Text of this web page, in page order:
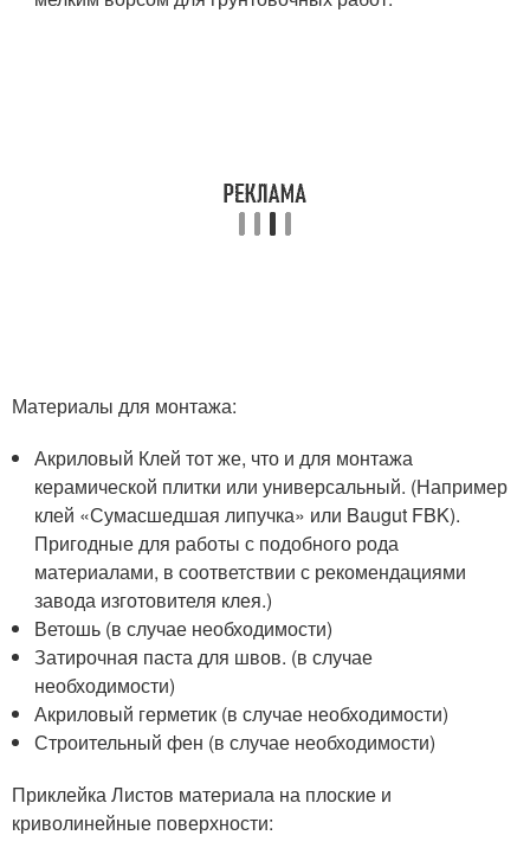
Материалы для монтажа:
Акриловый Клей тот же, что и для монтажа
керамической плитки или универсальный. (Например
клей «Сумасшедшая липучка» или Baugut FBK).
Пригодные для работы с подобного рода
материалами, в соответствии с рекомендациями
завода изготовителя клея.)
Ветошь (в случае необходимости)
Затирочная паста для швов. (в случае
необходимости)
Акриловый герметик (в случае необходимости)
Строительный фен (в случае необходимости)
Приклейка Листов материала на плоские и
криволинейные поверхности: